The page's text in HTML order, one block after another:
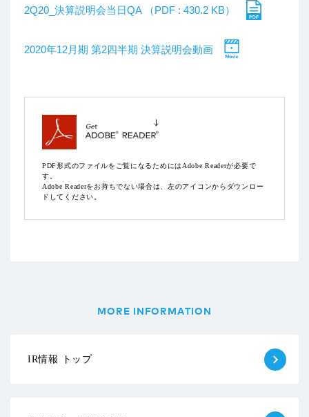
2Q20_決算説明会当日QA （PDF : 430.2 KB）
2020年12月期 第2四半期 決算説明会動画
PDF形式のファイルをご覧になるためにはAdobe Readerが必要で
す。
Adobe Readerをお持ちでない場合は、左のアイコンからダウンロー
ドしてください。
MORE INFORMATION
IR情報 トップ